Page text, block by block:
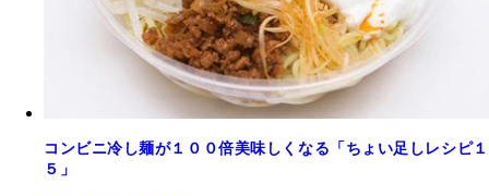
コンビニ冷し麺が１００倍美味しくなる「ちょい足しレシピ１
５」